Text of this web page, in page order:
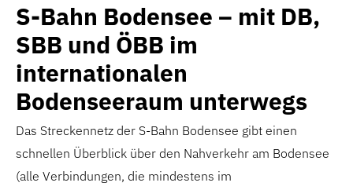
S-Bahn Bodensee – mit DB,
SBB und ÖBB im
internationalen
Bodenseeraum unterwegs
Das Streckennetz der S-Bahn Bodensee gibt einen
schnellen Überblick über den Nahverkehr am Bodensee
(alle Verbindungen, die mindestens im